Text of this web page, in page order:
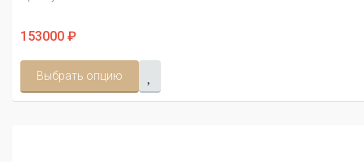
153000 ₽
Выбрать опцию